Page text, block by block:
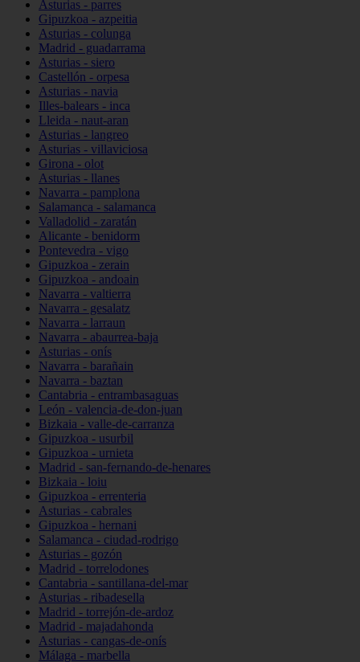
Asturias - parres
Gipuzkoa - azpeitia
Asturias - colunga
Madrid - guadarrama
Asturias - siero
Castellón - orpesa
Asturias - navia
Illes-balears - inca
Lleida - naut-aran
Asturias - langreo
Asturias - villaviciosa
Girona - olot
Asturias - llanes
Navarra - pamplona
Salamanca - salamanca
Valladolid - zaratán
Alicante - benidorm
Pontevedra - vigo
Gipuzkoa - zerain
Gipuzkoa - andoain
Navarra - valtierra
Navarra - gesalatz
Navarra - larraun
Navarra - abaurrea-baja
Asturias - onís
Navarra - barañain
Navarra - baztan
Cantabria - entrambasaguas
León - valencia-de-don-juan
Bizkaia - valle-de-carranza
Gipuzkoa - usurbil
Gipuzkoa - urnieta
Madrid - san-fernando-de-henares
Bizkaia - loiu
Gipuzkoa - errenteria
Asturias - cabrales
Gipuzkoa - hernani
Salamanca - ciudad-rodrigo
Asturias - gozón
Madrid - torrelodones
Cantabria - santillana-del-mar
Asturias - ribadesella
Madrid - torrejón-de-ardoz
Madrid - majadahonda
Asturias - cangas-de-onís
Málaga - marbella